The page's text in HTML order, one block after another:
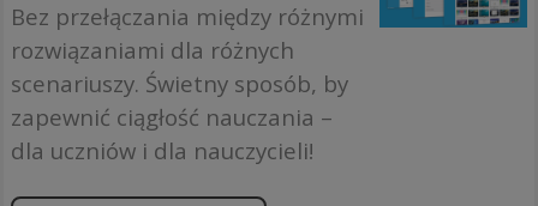
Bez przełączania między różnymi
rozwiązaniami dla różnych
scenariuszy. Świetny sposób, by
zapewnić ciągłość nauczania –
dla uczniów i dla nauczycieli!